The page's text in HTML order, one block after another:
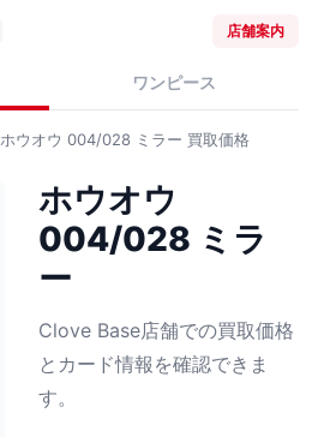
店舗案内
ワンピース
ホウオウ 004/028 ミラー 買取価格
ホウオウ
004/028 ミラ
ー
Clove Base店舗での買取価格
とカード情報を確認できま
す。